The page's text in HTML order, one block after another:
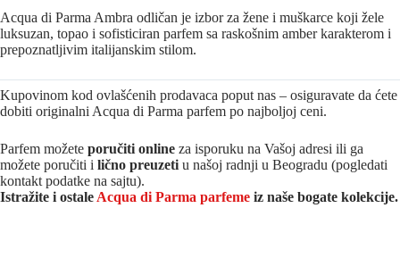
Acqua di Parma Ambra odličan je izbor za žene i muškarce koji žele
luksuzan, topao i sofisticiran parfem sa raskošnim amber karakterom i
prepoznatljivim italijanskim stilom.
Kupovinom kod ovlašćenih prodavaca poput nas – osiguravate da ćete
dobiti originalni Acqua di Parma parfem po najboljoj ceni.
Parfem možete poručiti online za isporuku na Vašoj adresi ili ga
možete poručiti i lično preuzetiu našoj radnji u Beogradu (pogledati
kontakt podatke na sajtu).
Istražite i ostaleAcqua di Parma parfeme iz naše bogate kolekcije.